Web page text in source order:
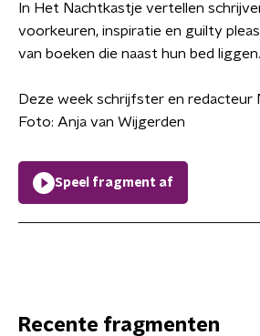
In Het Nachtkastje vertellen
voorkeuren, inspiratie en guilty
van boeken die naast hun bed liggen.
Deze week schrijfster en redacteur
Foto: Anja van Wijgerden
Speel fragment af
Recente fragmenten